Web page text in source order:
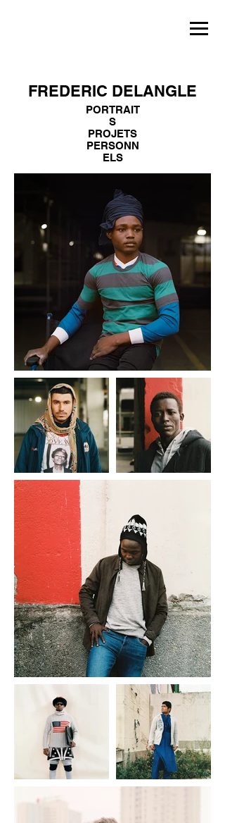
FREDERIC DELANGLE
PORTRAIT
S
PROJETS
PERSONN
ELS